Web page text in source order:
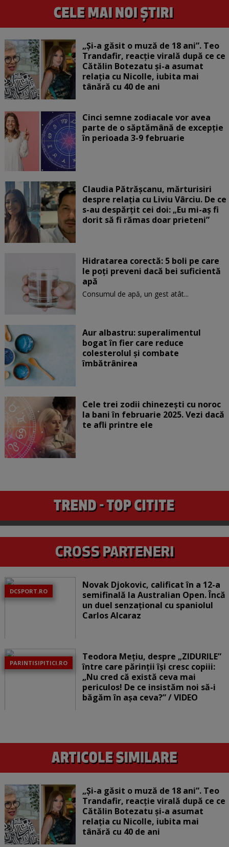
„Și-a găsit o muză de 18 ani”. Teo
Trandafir, reacție virală după ce ce
Cătălin Botezatu și-a asumat
relația cu Nicolle, iubita mai
tânără cu 40 de ani
Cinci semne zodiacale vor avea
parte de o săptămână de excepție
în perioada 3-9 februarie
Claudia Pătrășcanu, mărturisiri
despre relația cu Liviu Vârciu. De ce
s-au despărțit cei doi: „Eu mi-aș fi
dorit să fi rămas doar prieteni”
Hidratarea corectă: 5 boli pe care
le poți preveni dacă bei suficientă
apă
Consumul de apă, un gest atât...
Aur albastru: superalimentul
bogat în fier care reduce
colesterolul și combate
îmbătrânirea
Cele trei zodii chinezești cu noroc
la bani în februarie 2025. Vezi dacă
te afli printre ele
DCSPORT.RO
Novak Djokovic, calificat în a 12-a
semifinală la Australian Open. Încă
un duel senzațional cu spaniolul
Carlos Alcaraz
PARINTISIPITICI.RO
Teodora Mețiu, despre „ZIDURILE”
între care părinții își cresc copiii:
„Nu cred că există ceva mai
periculos! De ce insistăm noi să-i
băgăm în așa ceva?” / VIDEO
„Și-a găsit o muză de 18 ani”. Teo
Trandafir, reacție virală după ce ce
Cătălin Botezatu și-a asumat
relația cu Nicolle, iubita mai
tânără cu 40 de ani